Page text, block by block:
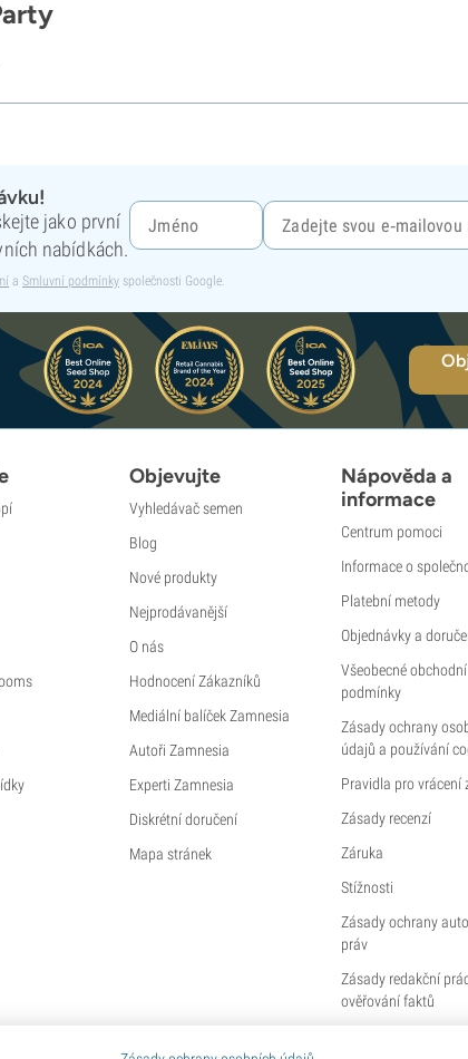
jako první
nabídkách.
a Smluvní podmínky společnosti Google.
Objevujte
Vyhledávač semen
Blog
Nové produkty
Nejprodávanější
O nás
Hodnocení Zákazníků
Mediální balíček Zamnesia
Autoři Zamnesia
Experti Zamnesia
Diskrétní doručení
Mapa stránek
Nápověda a
informace
Centrum pomoci
Informace o
Platební metody
Objednávky a
Všeobecné obchodní
podmínky
Zásady ochrany
údajů a používání
Pravidla pro vrácení
Zásady recenzí
Záruka
Stížnosti
Zásady ochrany
práv
Zásady redakční
ověřování faktů